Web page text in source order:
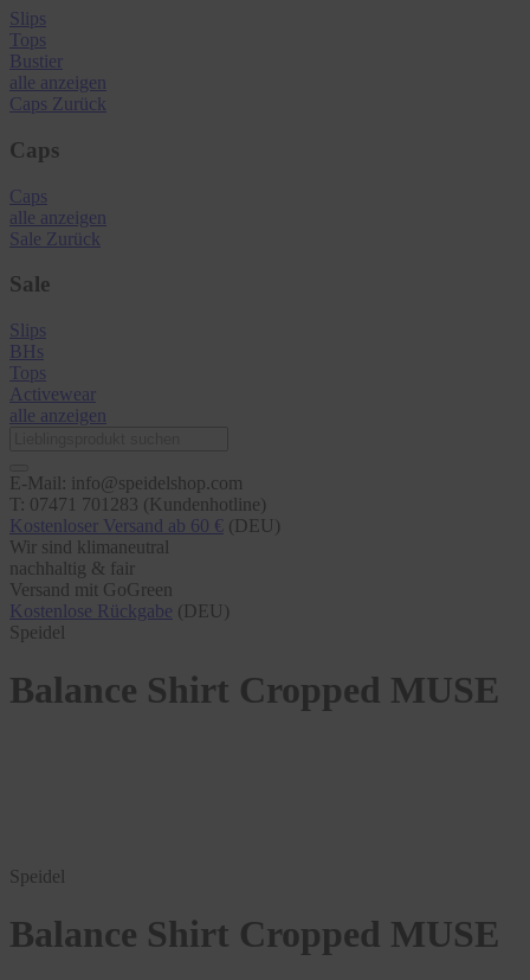
Slips
Tops
Bustier
alle anzeigen
Caps Zurück
Caps
Caps
alle anzeigen
Sale Zurück
Sale
Slips
BHs
Tops
Activewear
alle anzeigen
E-Mail: info@speidelshop.com
T: 07471 701283 (Kundenhotline)
Kostenloser Versand ab 60 € (DEU)
Wir sind klimaneutral
nachhaltig & fair
Versand mit GoGreen
Kostenlose Rückgabe (DEU)
Speidel
Balance Shirt Cropped MUSE
Speidel
Balance Shirt Cropped MUSE